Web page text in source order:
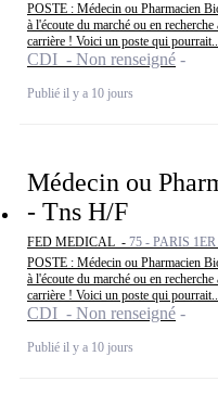
POSTE : Médecin ou Pharmacien
à l'écoute du marché ou en
carrière ! Voici un poste qui
CDI - Non renseigné
Publié il y a 10 jours
Médecin ou
- Tns H/F
FED MEDICAL - 75 - PARIS
POSTE : Médecin ou Pharmacien
à l'écoute du marché ou en
carrière ! Voici un poste qui
CDI - Non renseigné
Publié il y a 10 jours